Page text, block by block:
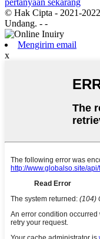
pertanyaan sekarang
© Hak Cipta - 2021-
Undang. - -
Mengirim email
x